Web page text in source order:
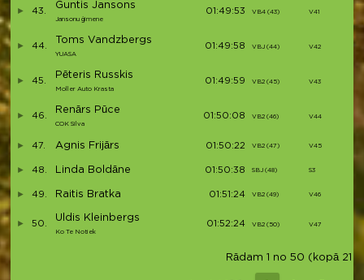
43.
Guntis Jansons
Jansonu ģimene
01:49:53 VB4 (43) V41
44.
Toms Vandzbergs
YUASA
01:49:58 VBJ (44) V42
45.
Pēteris Russkis
Moller Auto Krasta
01:49:59 VB2 (45) V43
46.
Renārs Pūce
COK Silva
01:50:08 VB2 (46) V44
47. Agnis Frijārs 01:50:22 VB2 (47) V45
48. Linda Boldāne 01:50:38 SBJ (48) S3
49. Raitis Bratka 01:51:24 VB2 (49) V46
50.
Uldis Kleinbergs
Ko Te Notiek
01:52:24 VB2 (50) V47
Rādam 1 no 50 (kopā 218